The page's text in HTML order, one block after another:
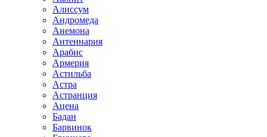
Алиссум
Андромеда
Анемона
Антеннария
Арабис
Армерия
Астильба
Астра
Астранция
Ацена
Бадан
Барвинок